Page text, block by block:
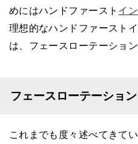
めにはハンドファースト イ
理想的なハンドファースト
は、フェースローテーショ
フェースローテーション
これまでも度々述べてきて